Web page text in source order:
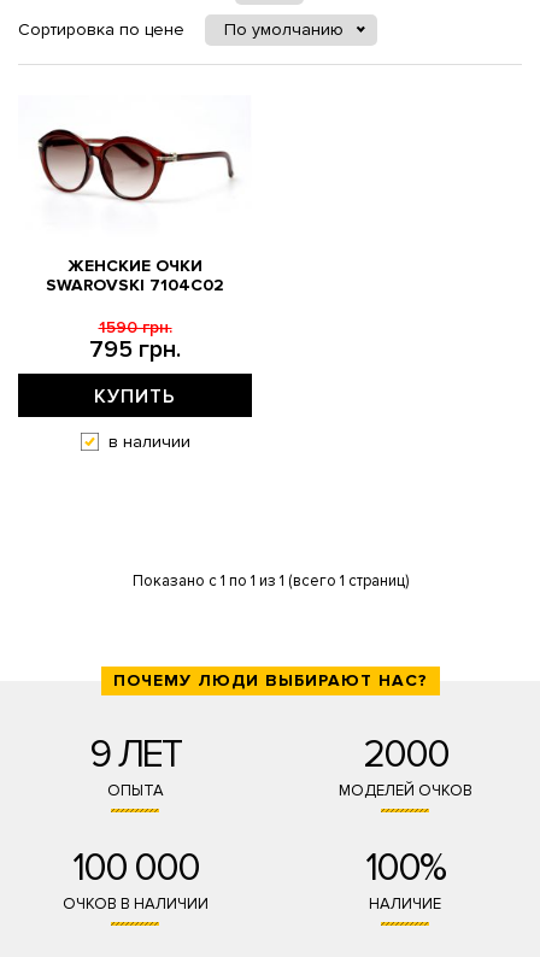
Сортировка по цене
По умолчанию
ЖЕНСКИЕ ОЧКИ
SWAROVSKI 7104C02
795 грн.
1590 грн.
КУПИТЬ
в наличии
Показано с 1 по 1 из 1 (всего 1 страниц)
ПОЧЕМУ ЛЮДИ ВЫБИРАЮТ НАС?
9 ЛЕТ
ОПЫТА
2000
МОДЕЛЕЙ ОЧКОВ
100 000
ОЧКОВ В НАЛИЧИИ
100%
НАЛИЧИЕ